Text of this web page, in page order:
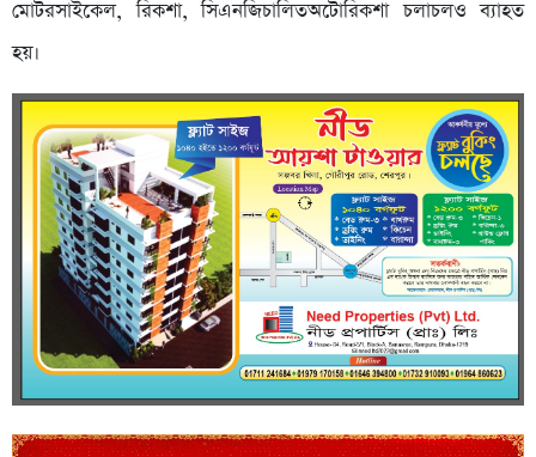
মোটরসাইকেল, রিকশা, সিএনজিচালিতঅটোরিকশা চলাচলও ব্যাহত
হয়।